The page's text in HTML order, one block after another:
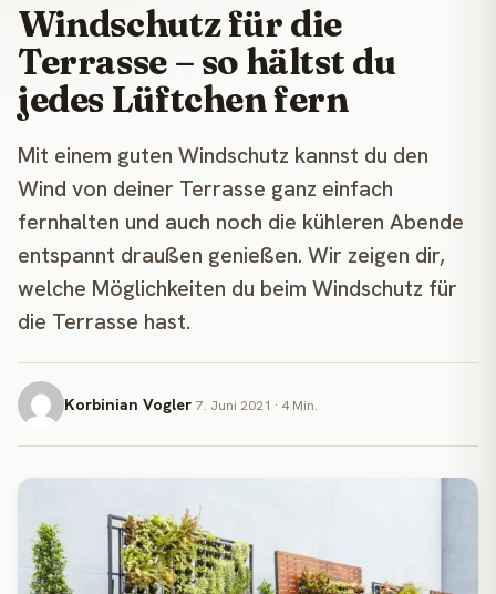
Windschutz für die
Terrasse – so hältst du
jedes Lüftchen fern
Mit einem guten Windschutz kannst du den
Wind von deiner Terrasse ganz einfach
fernhalten und auch noch die kühleren Abende
entspannt draußen genießen. Wir zeigen dir,
welche Möglichkeiten du beim Windschutz für
die Terrasse hast.
Korbinian Vogler 7. Juni 2021 · 4 Min.